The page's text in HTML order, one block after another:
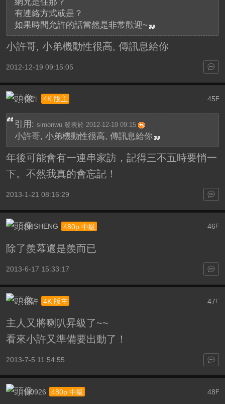
有連絡方式或是？
如果時間允許的話當然是非常歡迎~
小許哥, 小弟機動性很高, 傳訊息給你
2012-12-19 09:15:05
45 F
小許 4K 版主
引用: simonwu 發表於 2012-12-19 09:15
小許哥, 小弟機動性很高, 傳訊息給你
年後可能會有一連串家訪，記得三不五時要悄一
下。不然我真的會忘記！
2013-1-21 08:16:29
46 F
AHSHENG 480p 中級
除了羨幕還是羨而已
2013-6-17 15:33:17
47F
小許 4K 版主
主人又將喇叭昇級了~~
看來小許又準備要出動了！
2013-7-5 11:54:55
48F
fu0926 480p 中級